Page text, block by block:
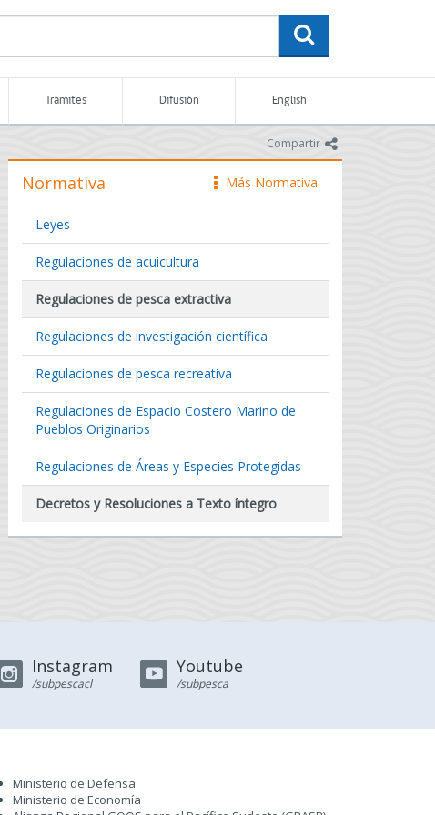
Trámites Difusión English
Compartir icono
icono
Más Normativa
Normativa
Leyes
Regulaciones de acuicultura
Regulaciones de pesca extractiva
Regulaciones de investigación científica
Regulaciones de pesca recreativa
Regulaciones de Espacio Costero Marino de
Pueblos Originarios
Regulaciones de Áreas y Especies Protegidas
Decretos y Resoluciones a Texto íntegro
Instagram
/subpescacl
Youtube
/subpesca
Ministerio de Defensa
Ministerio de Economía